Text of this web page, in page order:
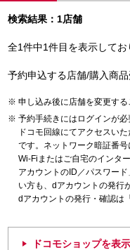
検索結果：1店舗
全1件中1件目を表示して
予約申込する店舗/購入商
申し込み後に店舗を変更する
予約手続きにはログインが必
ドコモ回線にてアクセスい
です。ネットワーク暗証番号
Wi-Fiまたはご自宅のインタ
アカウントのID／パスワー
い方も、dアカウントの発行
dアカウントの発行・確認は「
ドコモショップを表示